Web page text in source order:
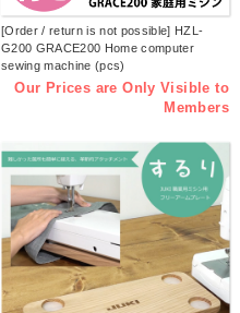
[Order / return is not possible] HZL-
G200 GRACE200 Home computer
sewing machine (pcs)
Our Prices are Only Visible to
Members